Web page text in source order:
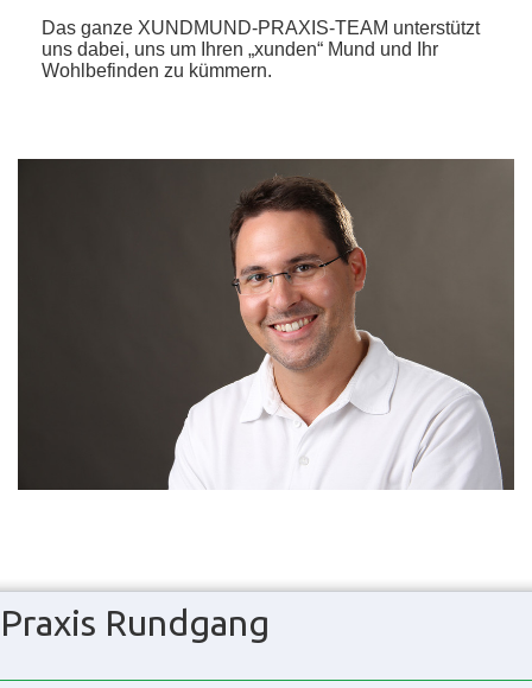
Das ganze XUNDMUND-PRAXIS-TEAM unterstützt
uns dabei, uns um Ihren „xunden“ Mund und Ihr
Wohlbefinden zu kümmern.
Praxis Rundgang